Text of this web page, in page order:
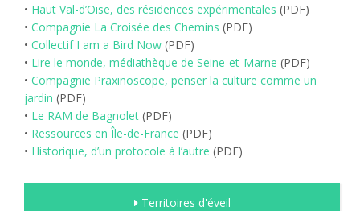
• Haut Val-d’Oise, des résidences expérimentales (PDF)
• Compagnie La Croisée des Chemins (PDF)
• Collectif I am a Bird Now (PDF)
• Lire le monde, médiathèque de Seine-et-Marne (PDF)
• Compagnie Praxinoscope, penser la culture comme un
jardin (PDF)
• Le RAM de Bagnolet (PDF)
• Ressources en Île-de-France (PDF)
• Historique, d’un protocole à l’autre (PDF)
Territoires d'éveil